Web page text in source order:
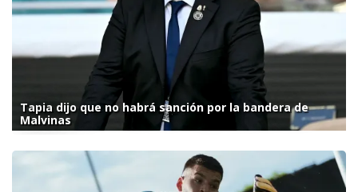
Tapia dijo que no habrá sanción por la bandera de
Malvinas